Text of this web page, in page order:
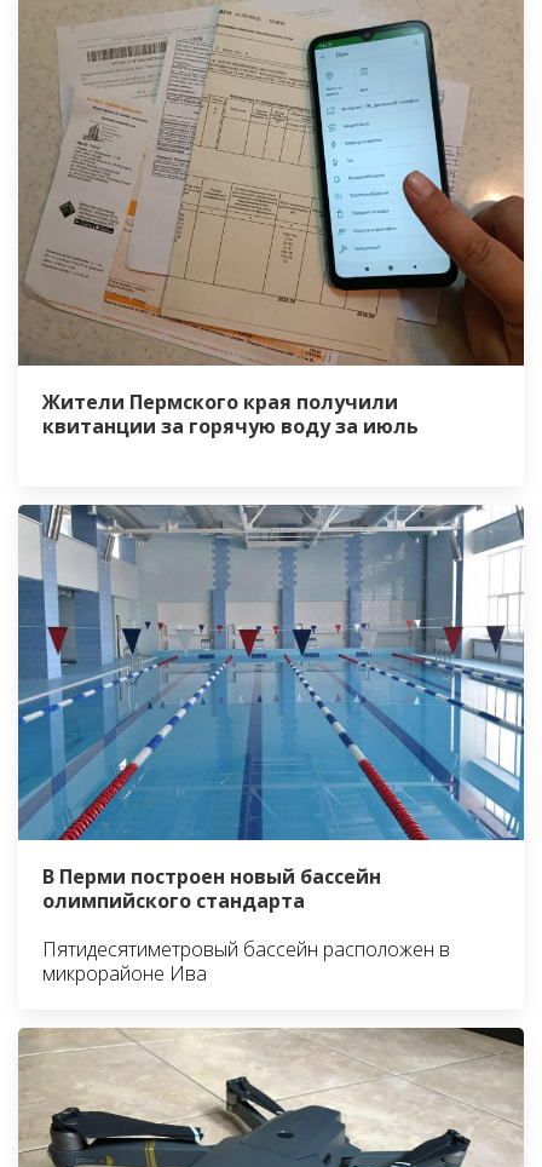
Жители Пермского края получили
квитанции за горячую воду за июль
В Перми построен новый бассейн
олимпийского стандарта
Пятидесятиметровый бассейн расположен в
микрорайоне Ива